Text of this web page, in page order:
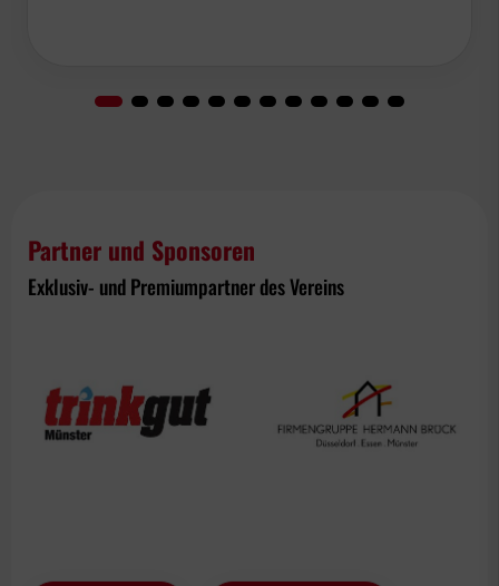
Partner und Sponsoren
Exklusiv- und Premiumpartner des Vereins